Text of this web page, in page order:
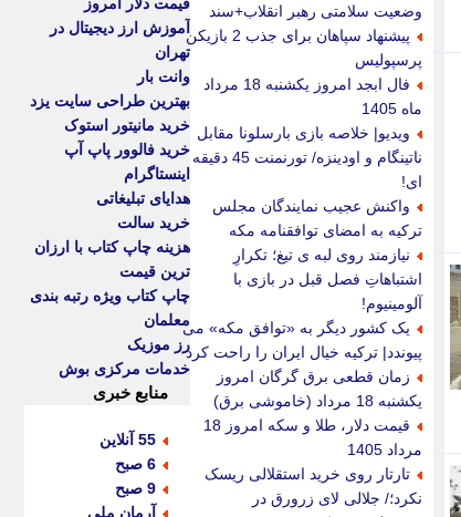
وضعیت سلامتی رهبر انقلاب+سند
پیشنهاد سپاهان برای جذب 2 بازیکن
پرسپولیس
فال ابجد امروز یکشنبه 18 مرداد
ماه 1405
ویدیو| خلاصه بازی بارسلونا مقابل
ناتینگام و اودینزه/ تورنمنت 45 دقیقه
ای!
واکنش عجیب نمایندگان مجلس
ترکیه به امضای توافقنامه مکه
نیازمند روی لبه ی تیغ؛ تکرارِ
اشتباهاتِ فصل قبل در بازی با
آلومینیوم!
یک کشور دیگر به «توافق مکه» می
پیوندد| ترکیه خیال ایران را راحت کرد
زمان قطعی برق گرگان امروز
یکشنبه 18 مرداد (خاموشی برق)
قیمت دلار، طلا و سکه امروز 18
مرداد 1405
تارتار روی خرید استقلالی ریسک
نکرد؛/ جلالی لای زرورق در
آموزش ارز دیجیتال در
تهران
وانت بار
بهترین طراحی سایت یزد
خرید مانیتور استوک
خرید فالوور پاپ آپ
اینستاگرام
هدایای تبلیغاتی
خرید سالت
هزینه چاپ کتاب با ارزان
ترین قیمت
چاپ کتاب ویژه رتبه بندی
معلمان
رز موزیک
خدمات مرکزی بوش
منابع خبری
55 آنلاین
6 صبح
9 صبح
آرمان ملی